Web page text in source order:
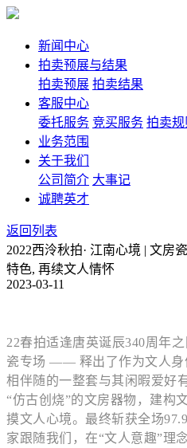
新闻中心
拍卖预展与结果
拍卖预展 拍卖结果
客服中心
委托服务 竞买服务 拍卖规
业务范围
关于我们
公司简介 大事记
诚聘英才
返回列表
2022西泠秋拍· 江南心境 | 文
特色, 再续文人情怀
2023-03-11
22春拍适逢唐英诞辰340周年
瓷专场 —— 释出了作为文人身
相伴随的一整套与其闲暇爱好
“仿古创烧”的文房器物，建构
摸文人心境。最终斩获全场
家跟随我们，在“文人意趣”理